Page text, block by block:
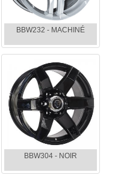
BBW232 - MACHINÉ
BBW304 - NOIR